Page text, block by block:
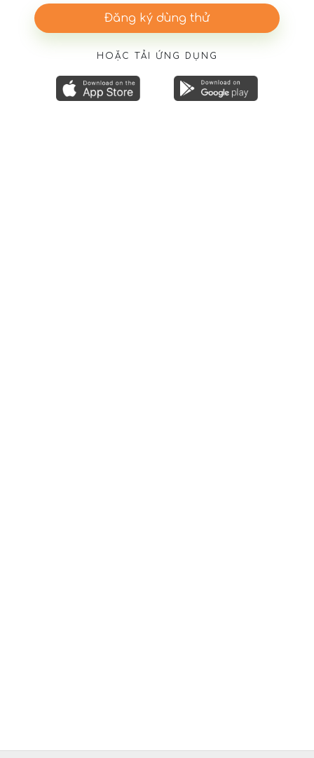
Đăng ký dùng thử
HOẶC TẢI ỨNG DỤNG